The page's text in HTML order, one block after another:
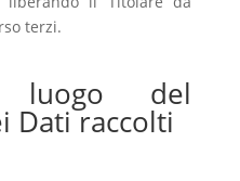
terzi.
luogo del
Dati raccolti